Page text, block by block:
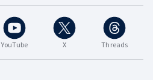
YouTube X Threads